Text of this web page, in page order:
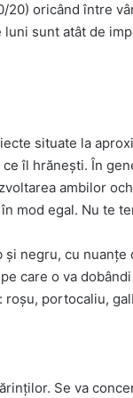
oricând între
sunt atât de
situate la
îl hrănești. În
ambilor
mod egal. Nu te
negru, cu
care o va
portocaliu,
Se va